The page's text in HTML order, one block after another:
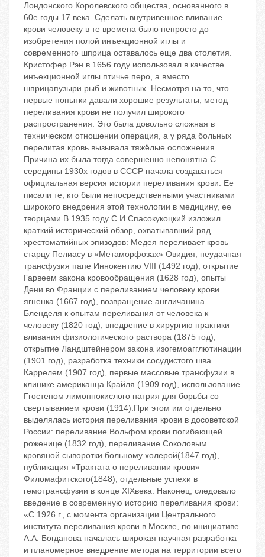
Лондонского Королевского общества, основанного в
60е годы 17 века. Сделать внутривенное вливание
крови человеку в те времена было непросто до
изобретения полой инъекционной иглы и
современного шприца оставалось еще два столетия.
Кристофер Рэн в 1656 году использовал в качестве
инъекционной иглы птичье перо, а вместо
шприцапузыри рыб и животных. Несмотря на то, что
первые попытки давали хорошие результаты, метод
переливания крови не получил широкого
распространения. Это была довольно сложная в
техническом отношении операция, а у ряда больных
перелитая кровь вызывала тяжёлые осложнения.
Причина их была тогда совершенно непонятна.С
середины 1930х годов в СССР начала создаваться
официальная версия истории переливания крови. Ее
писали те, кто были непосредственными участниками
широкого внедрения этой технологии в медицину, ее
творцами.В 1935 году С.И.Спасокукоцкий изложил
краткий исторический обзор, охватывавший ряд
хрестоматийных эпизодов: Медея переливает кровь
старцу Пелиасу в «Метаморфозах» Овидия, неудачная
трансфузия папе Иннокентию VIII (1492 год), открытие
Гарвеем закона кровообращения (1628 год), опыты
Дени во Франции с переливанием человеку крови
ягненка (1667 год), возвращение англичанина
Бленделя к опытам переливания от человека к
человеку (1820 год), внедрение в хирургию практики
вливания физиологического раствора (1875 год),
открытие Ландштейнером закона изогемоагглютинации
(1901 год), разработка техники сосудистого шва
Каррелем (1907 год), первые массовые трансфузии в
клинике американца Крайля (1909 год), использование
Ггостеном лимоннокислого натрия для борьбы со
свертыванием крови (1914).При этом им отдельно
выделялась история переливания крови в досоветской
России: переливание Вольфом крови погибающей
роженице (1832 год), переливание Соколовым
кровяной сыворотки больному холерой(1847 год),
публикация «Трактата о переливании крови»
Филомафитского(1848), отдельные успехи в
гемотрансфузии в конце XIXвека. Наконец, следовало
введение в современную историю переливания крови:
«С 1926 г., с момента организации Центрального
института переливания крови в Москве, по инициативе
А.А. Богданова началась широкая научная разработка
и планомерное внедрение метода на территории всего